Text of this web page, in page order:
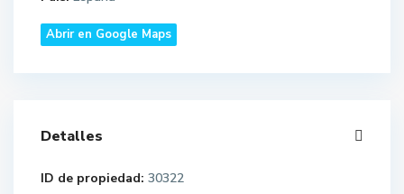
Abrir en Google Maps
Detalles
ID de propiedad: 30322